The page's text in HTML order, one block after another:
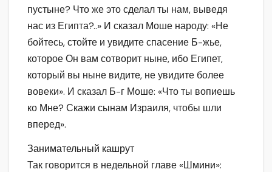
пустыне? Что же это сделал ты нам, выведя
нас из Египта?..» И сказал Моше народу: «Не
бойтесь, стойте и увидите спасение Б-жье,
которое Он вам сотворит ныне, ибо Египет,
который вы ныне видите, не увидите более
вовеки». И сказал Б-г Моше: «Что ты вопиешь
ко Мне? Скажи сынам Израиля, чтобы шли
вперед».
Занимательный кашрут
Так говорится в недельной главе «Шмини»: